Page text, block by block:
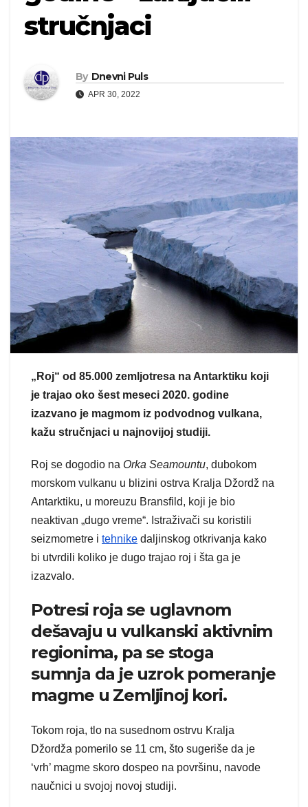
stručnjaci
By Dnevni Puls
APR 30, 2022
„Roj“ od 85.000 zemljotresa na Antarktiku koji
je trajao oko šest meseci 2020. godine
izazvano je magmom iz podvodnog vulkana,
kažu stručnjaci u najnovijoj studiji.
Roj se dogodio na Orka Seamountu, dubokom
morskom vulkanu u blizini ostrva Kralja Džordž na
Antarktiku, u moreuzu Bransfild, koji je bio
neaktivan „dugo vreme“. Istraživači su koristili
seizmometre i tehnike daljinskog otkrivanja kako
bi utvrdili koliko je dugo trajao roj i šta ga je
izazvalo.
Potresi roja se uglavnom
dešavaju u vulkanski aktivnim
regionima, pa se stoga
sumnja da je uzrok pomeranje
magme u Zemljinoj kori.
Tokom roja, tlo na susednom ostrvu Kralja
Džordža pomerilo se 11 cm, što sugeriše da je
‘vrh’ magme skoro dospeo na površinu, navode
naučnici u svojoj novoj studiji.